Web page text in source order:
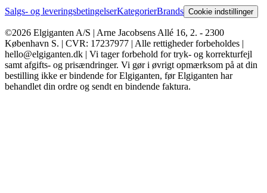
Salgs- og leveringsbetingelserKategorierBrands Cookie indstillinger
©2026 Elgiganten A/S | Arne Jacobsens Allé 16, 2. - 2300
København S. | CVR: 17237977 | Alle rettigheder forbeholdes |
hello@elgiganten.dk | Vi tager forbehold for tryk- og korrekturfejl
samt afgifts- og prisændringer. Vi gør i øvrigt opmærksom på at din
bestilling ikke er bindende for Elgiganten, før Elgiganten har
behandlet din ordre og sendt en bindende faktura.